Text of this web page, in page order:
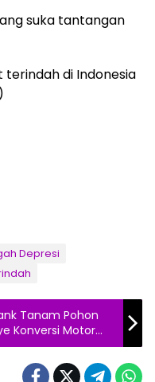
suka tantangan
di Indonesia
Depresi
Tanam Pohon
Konversi Motor